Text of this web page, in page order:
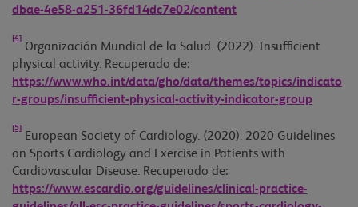
dbae-4e58-a251-36fd14dc7e02/content
[4]
Organización Mundial de la Salud. (2022). Insufficient
physical activity. Recuperado de:
https://www.who.int/data/gho/data/themes/topics/indicato
r-groups/insufficient-physical-activity-indicator-group
[5]
European Society of Cardiology. (2020). 2020 Guidelines
on Sports Cardiology and Exercise in Patients with
Cardiovascular Disease. Recuperado de:
https://www.escardio.org/guidelines/clinical-practice-